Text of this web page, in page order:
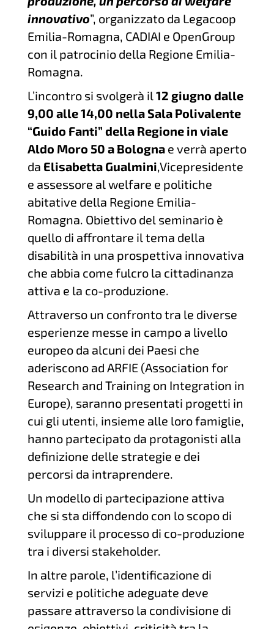
innovativo”, organizzato da Legacoop
Emilia-Romagna, CADIAI e OpenGroup
con il patrocinio della Regione Emilia-
Romagna.
L’incontro si svolgerà il12 giugno dalle
9,00 alle 14,00 nella Sala Polivalente
“Guido Fanti” della Regione in viale
Aldo Moro 50 a Bolognae verrà aperto
da Elisabetta Gualmini,Vicepresidente
e assessore al welfare e politiche
abitative della Regione Emilia-
Romagna. Obiettivo del seminario è
quello di affrontare il tema della
disabilità in una prospettiva innovativa
che abbia come fulcro la cittadinanza
attiva e la co-produzione.
Attraverso un confronto tra le diverse
esperienze messe in campo a livello
europeo da alcuni dei Paesi che
aderiscono ad ARFIE (Association for
Research and Training on Integration in
Europe), saranno presentati progetti in
cui gli utenti, insieme alle loro famiglie,
hanno partecipato da protagonisti alla
definizione delle strategie e dei
percorsi da intraprendere.
Un modello di partecipazione attiva
che si sta diffondendo con lo scopo di
sviluppare il processo di co-produzione
tra i diversi stakeholder.
In altre parole, l’identificazione di
servizi e politiche adeguate deve
passare attraverso la condivisione di